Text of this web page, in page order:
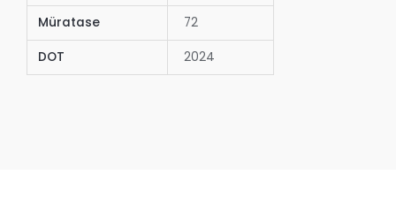
Müratase 72
DOT 2024